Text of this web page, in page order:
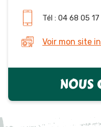
Tél : 04 68 05
Voir mon site
NOUS